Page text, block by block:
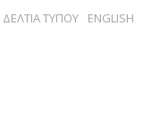
ΔΕΛΤΙΑ ΤΥΠΟΥ
ENGLISH